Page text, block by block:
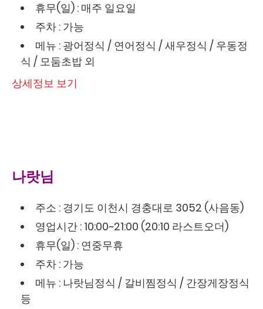
휴무(일) : 매주 일요일
주차 : 가능
메뉴 : 광어정식 / 연어정식 / 새우정식 / 우동정
식 / 모둠초밥 외
상세정보 보기
나랏님
주소 : 경기도 이천시 경충대로 3052 (사음동)
영업시간 : 10:00~21:00 (20:10 라스트오더)
휴무(일) : 연중무휴
주차 : 가능
메뉴 : 나랏님정식 / 갈비찜정식 / 간장게장정식
등